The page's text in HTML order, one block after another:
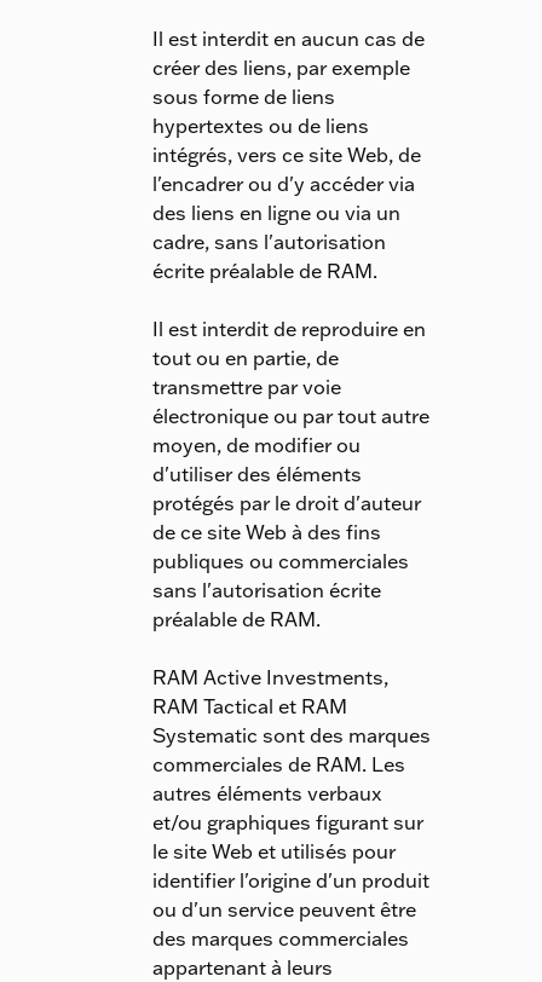
Il est interdit en aucun cas de
créer des liens, par exemple
sous forme de liens
hypertextes ou de liens
intégrés, vers ce site Web, de
l'encadrer ou d'y accéder via
des liens en ligne ou via un
cadre, sans l'autorisation
écrite préalable de RAM.
Il est interdit de reproduire en
tout ou en partie, de
transmettre par voie
électronique ou par tout autre
moyen, de modifier ou
d'utiliser des éléments
protégés par le droit d'auteur
de ce site Web à des fins
publiques ou commerciales
sans l'autorisation écrite
préalable de RAM.
RAM Active Investments,
RAM Tactical et RAM
Systematic sont des marques
commerciales de RAM. Les
autres éléments verbaux
et/ou graphiques figurant sur
le site Web et utilisés pour
identifier l'origine d'un produit
ou d'un service peuvent être
des marques commerciales
appartenant à leurs